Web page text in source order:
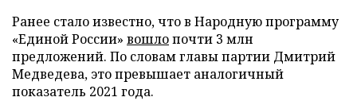
Ранее стало известно, что в Народную программу
«Единой России» вошлопочти 3 млн
предложений. По словам главы партии Дмитрий
Медведева, это превышает аналогичный
показатель 2021 года.